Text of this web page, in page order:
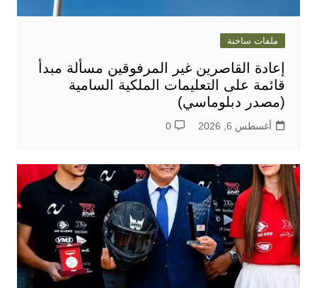
ملفات ساخنة
إعادة القاصرين غير المرفوقين مسألة مبدأ
قائمة على التعليمات الملكية السامية
(مصدر دبلوماسي)
أغسطس 6, 2026 0